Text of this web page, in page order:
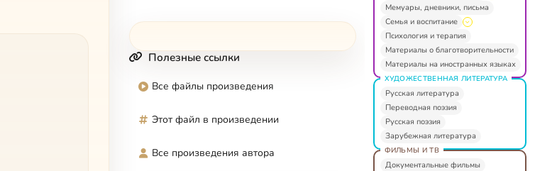
Полезные ссылки
Все файлы произведения
Этот файл в произведении
Все произведения автора
Мемуары, дневники, письма
Семья и воспитание
Психология и терапия
Материалы о благотворительности
Материалы на иностранных языках
ХУДОЖЕСТВЕННАЯ ЛИТЕРАТУРА
Русская литература
Переводная поэзия
Русская поэзия
Зарубежная литература
ФИЛЬМЫ И ТВ
Документальные фильмы